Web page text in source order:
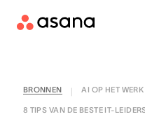
Contact
BRONNEN AI OP HET WERK
8 TIPS VAN DE BESTE IT-